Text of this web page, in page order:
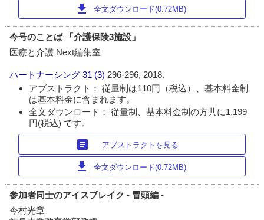
download 全文ダウンロード(0.72MB)
今号のことば 「介護保険3施設」
医療と介護 Next編集室
ハートナーシング 31 (3) 296-296, 2018.
アブストラクト： 従量制は110円（税込）、基本料金制
は基本料金に含まれます。
全文ダウンロード： 従量制、基本料金制の方共に1,199
円(税込) です。
article アブストラクトを見る
download 全文ダウンロード(0.72MB)
参加者同士のアイスブレイク - 冒頭編 -
今村光章